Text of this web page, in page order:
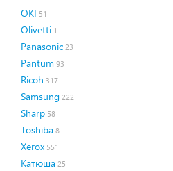
OKI 51
Olivetti 1
Panasonic 23
Pantum 93
Ricoh 317
Samsung 222
Sharp 58
Toshiba 8
Xerox 551
Катюша 25